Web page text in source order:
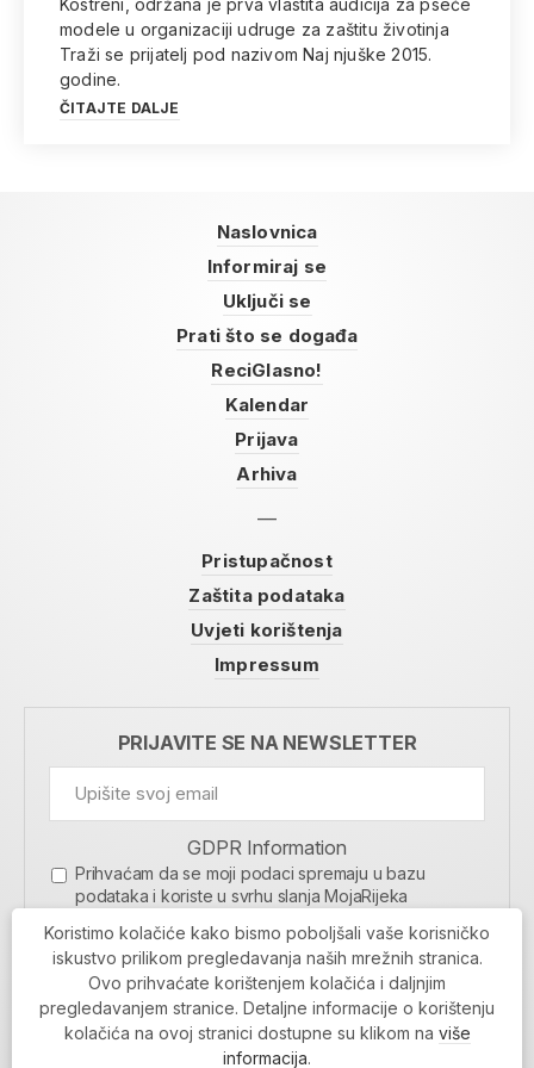
Kostreni, održana je prva vlastita audicija za pseće
modele u organizaciji udruge za zaštitu životinja
Traži se prijatelj pod nazivom Naj njuške 2015.
godine.
ČITAJTE DALJE
Naslovnica
Informiraj se
Uključi se
Prati što se događa
ReciGlasno!
Kalendar
Prijava
Arhiva
Pristupačnost
Zaštita podataka
Uvjeti korištenja
Impressum
PRIJAVITE SE NA NEWSLETTER
GDPR Information
Prihvaćam da se moji podaci spremaju u bazu
podataka i koriste u svrhu slanja MojaRijeka
MOJARIJEKA NEWSLETTER
PRIJAVI SE
Koristimo kolačiće kako bismo poboljšali vaše korisničko
iskustvo prilikom pregledavanja naših mrežnih stranica.
Ovo prihvaćate korištenjem kolačića i daljnjim
pregledavanjem stranice. Detaljne informacije o korištenju
kolačića na ovoj stranici dostupne su klikom na više
informacija.